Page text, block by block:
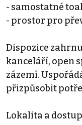
- samostatné
- prostor pro
Dispozice
kanceláří, open
zázemí.
přizpůsobit
Lokalita a